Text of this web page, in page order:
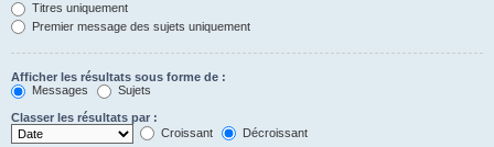
Titres uniquement
Premier message des sujets uniquement
Afficher les résultats sous forme de :
Messages
Sujets
Classer les résultats par :
Croissant
Décroissant